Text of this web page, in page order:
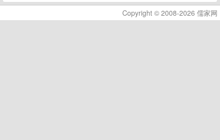
Copyright © 2008-2026 儒家网